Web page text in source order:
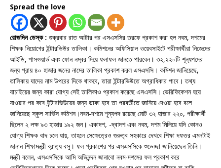
Spread the love
রোজদিন ডেস্ক : শুক্রবার রাত আটার পর এসএসসির তরফে প্রকাশ করা হল নবম, দশমের
শিক্ষক নিয়োগের ইন্টারভিউর তালিকা। কমিশনের অফিসিয়াল ওয়েবসাইটে পরীক্ষার্থীরা নিজেদের
আইডি, পাসওয়ার্ড এবং ফোন নম্বর দিয়ে ফলাফল জানতে পারবেন। ৩২,২২০টি শূন্যপদের
জন্য প্রায় ৪০ হাজার জনের নামের তালিকা প্রকাশ করল এসএসসি। কমিশন জানিয়েছে,
তালিকায় যাদের নাম উপরের দিকে থাকবে, তারা ইন্টারভিউতে অগ্রাধিকার পাবে। তথ্য
যাচাইয়ের জন্য কারা যোগ্য সেই তালিকাও প্রকাশ করেছে এসএসসি। ভেরিফিকেশন হয়ে
যাওয়ার পর কবে ইন্টারভিউয়ের জন্য ডাকা হবে তা পরবর্তীতে জানিয়ে দেওয়া হবে বলে
জানিয়েছে স্কুল সার্ভিস কমিশন।নবম-দশমে শূন্যপদ রয়েছে মোট ৩২ হাজার ২২০, পরীক্ষার্থী
ছিলেন ২ লক্ষ ৯৩ হাজার ১৯২ জন। একাদশ, -দ্বাদশ এবং নবম, দশম মিলিয়ে যদি কোনও
যোগ্য শিক্ষক বাদ চলে যায়, তাহলে সেক্ষেত্রেও গুরুত্ব সহকারে দেখবে শিক্ষা দফতর এমনটাই
জানান শিক্ষামন্ত্রী ব্রাত্য বসু। ফল প্রকাশের পর এসএসসিকে শুভেচ্ছা জানিয়েছেন তিনি।
মন্ত্রী বলেন, এসএসসিকে আমি অভিনন্দন জানাবো নবম-দশমের ফল প্রকাশ করে